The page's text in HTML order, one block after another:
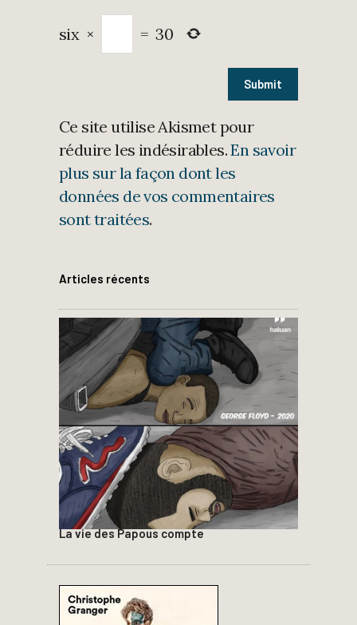
six × = 30
Ce site utilise Akismet pour
réduire les indésirables.En savoir
plus sur la façon dont les
données de vos commentaires
sont traitées.
Articles récents
La vie des Papous compte